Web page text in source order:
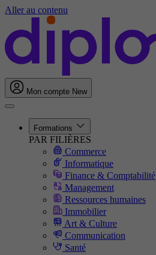
Aller au contenu
Mon compte New
Formations
PAR FILIÈRES
Commerce
Informatique
Finance & Comptabilité
Management
Ressources humaines
Immobilier
Art & Culture
Communication
Santé